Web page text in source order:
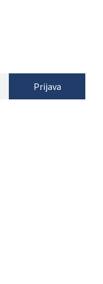
Prijava